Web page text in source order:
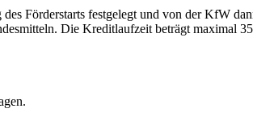
Förderstarts festgelegt und von der KfW
Die Kreditlaufzeit beträgt maximal